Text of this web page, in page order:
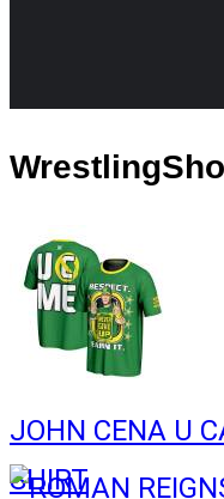
JOHN CENA U
SHIRT